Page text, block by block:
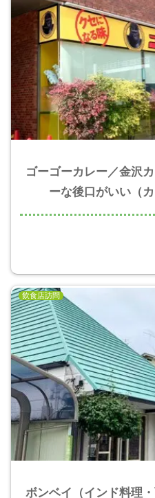
ゴーゴーカレー／金沢
ーな後口がいい（
飲食店訪問
ボンベイ（インド料理